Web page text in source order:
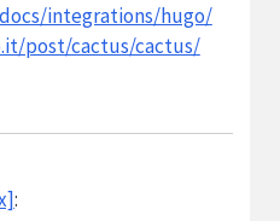
integrations/hugo/
post/cactus/cactus/
: